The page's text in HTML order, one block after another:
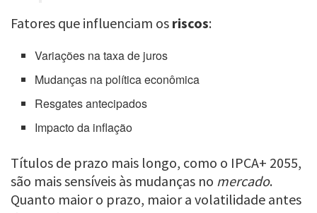
Fatores que influenciam os riscos:
Variações na taxa de juros
Mudanças na política econômica
Resgates antecipados
Impacto da inflação
Títulos de prazo mais longo, como o IPCA+ 2055,
são mais sensíveis às mudanças no mercado.
Quanto maior o prazo, maior a volatilidade antes